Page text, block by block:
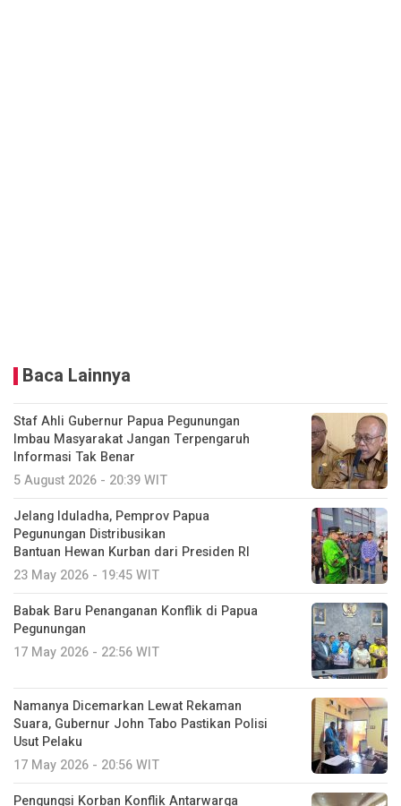
Baca Lainnya
Staf Ahli Gubernur Papua Pegunungan
Imbau Masyarakat Jangan Terpengaruh
Informasi Tak Benar
5 August 2026 - 20:39 WIT
Jelang Iduladha, Pemprov Papua
Pegunungan Distribusikan
Bantuan Hewan Kurban dari Presiden RI
23 May 2026 - 19:45 WIT
Babak Baru Penanganan Konflik di Papua
Pegunungan
17 May 2026 - 22:56 WIT
Namanya Dicemarkan Lewat Rekaman
Suara, Gubernur John Tabo Pastikan Polisi
Usut Pelaku
17 May 2026 - 20:56 WIT
Pengungsi Korban Konflik Antarwarga